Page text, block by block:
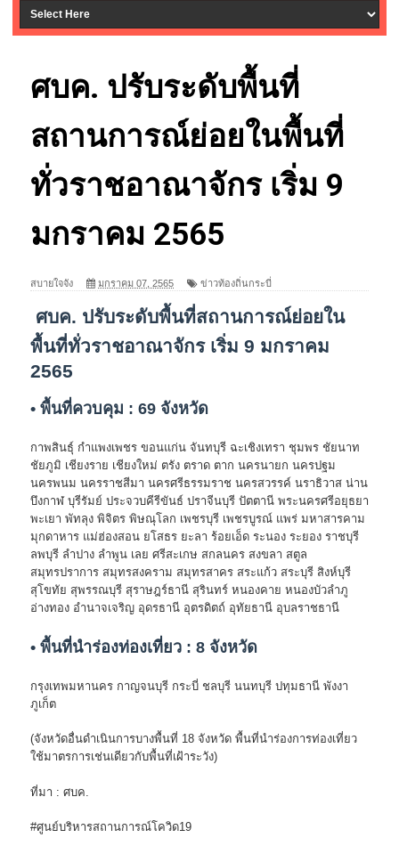
ศบค. ปรับระดับพื้นที่
สถานการณ์ย่อยในพื้นที่
ทั่วราชอาณาจักร เริ่ม 9
มกราคม 2565
สบายใจจัง มกราคม 07, 2565 ข่าวท้องถิ่นกระบี่
ศบค. ปรับระดับพื้นที่สถานการณ์ย่อยใน
พื้นที่ทั่วราชอาณาจักร เริ่ม 9 มกราคม
2565
• พื้นที่ควบคุม : 69 จังหวัด
กาพสินธุ์ กำแพงเพชร ขอนแก่น จันทบุรี ฉะเชิงเทรา ชุมพร ชัยนาท
ชัยภูมิ เชียงราย เชียงใหม่ ตรัง ตราด ตาก นครนายก นครปฐม
นครพนม นครราชสีมา นครศรีธรรมราช นครสวรรค์ นราธิวาส น่าน
บึงกาฬ บุรีรัมย์ ประจวบคีรีขันธ์ ปราจีนบุรี ปัตตานี พระนครศรีอยุธยา
พะเยา พัทลุง พิจิตร พิษณุโลก เพชรบุรี เพชรบูรณ์ แพร่ มหาสารคาม
มุกดาหาร แม่ฮ่องสอน ยโสธร ยะลา ร้อยเอ็ด ระนอง ระยอง ราชบุรี
ลพบุรี ลำปาง ลำพูน เลย ศรีสะเกษ สกลนคร สงขลา สตูล
สมุทรปราการ สมุทรสงคราม สมุทรสาคร สระแก้ว สระบุรี สิงห์บุรี
สุโขทัย สุพรรณบุรี สุราษฎร์ธานี สุรินทร์ หนองคาย หนองบัวลำภู
อ่างทอง อำนาจเจริญ อุดรธานี อุตรดิตถ์ อุทัยธานี อุบลราชธานี
• พื้นที่นำร่องท่องเที่ยว : 8 จังหวัด
กรุงเทพมหานคร กาญจนบุรี กระบี่ ชลบุรี นนทบุรี ปทุมธานี พังงา
ภูเก็ต
(จังหวัดอื่นดำเนินการบางพื้นที่ 18 จังหวัด พื้นที่นำร่องการท่องเที่ยว
ใช้มาตรการเช่นเดียวกับพื้นที่เฝ้าระวัง)
ที่มา : ศบค.
#ศูนย์บริหารสถานการณ์โควิด19